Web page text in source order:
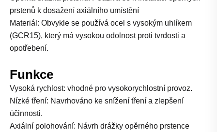
prstenů k dosažení axiálního umístění
Materiál: Obvykle se používá ocel s vysokým uhlíkem
(GCR15), který má vysokou odolnost proti tvrdosti a
opotřebení.
Funkce
Vysoká rychlost: vhodné pro vysokorychlostní provoz.
Nízké tření: Navrhováno ke snížení tření a zlepšení
účinnosti.
Axiální polohování: Návrh drážky opěrného prstence